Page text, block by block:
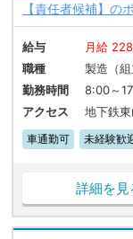
【責任者候補】
給与
月給
職種
製造（組
勤務時間
8:00～
アクセス
地下鉄
車通勤可 未経験歓
詳細を見